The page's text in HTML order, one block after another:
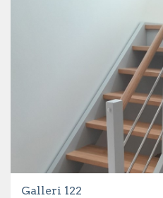
Galleri 122